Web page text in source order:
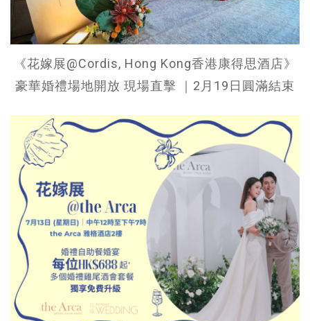
《花嫁展@Cordis, Hong Kong香港康得思酒店》
豪華婚禮場地開放 現場直擊 ｜2月19日圓滿結束